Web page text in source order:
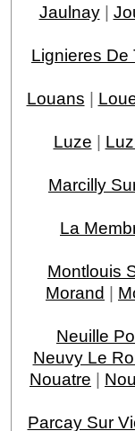
Jaulnay|
Lignieres De
Louans |
Luze |
Marcilly
La
Montlouis
Morand |
Neuille
Neuvy Le
Nouatre |
Parcay Sur